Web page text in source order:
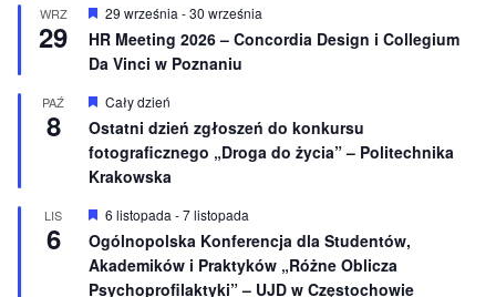
n
i
o
n
WRZ
29
W
y
r
ó
n
o
n
e
29 września -30 września
HR Meeting 2026 – Concordia Design i Collegium
Da Vinci w Poznaniu
PAŹ
8
W
r
ó
ż
n
i
o
n
e
Cały dzień
Ostatni dzień zgłoszeń do konkursu
fotograficznego „Droga do życia” – Politechnika
Krakowska
LIS
6
W
r
ó
ż
6 listopada -7 listopada
Ogólnopolska Konferencja dla Studentów,
Akademików i Praktyków „Różne Oblicza
Psychoprofilaktyki” – UJD w Częstochowie